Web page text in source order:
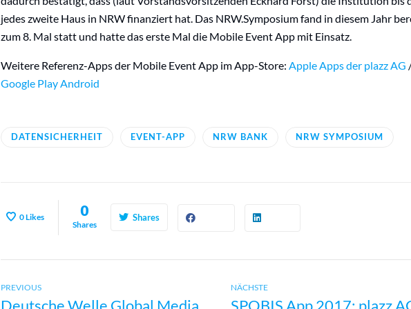
jedes zweite Haus in NRW finanziert hat. Das NRW.Symposium fand in diesem Jahr
zum 8. Mal statt und hatte das erste Mal die Mobile Event App mit Einsatz.
Weitere Referenz-Apps der Mobile Event App im App-Store: Apple Apps der plazz AG
Google Play Android
DATENSICHERHEIT EVENT-APP NRW BANK NRW SYMPOSIUM
0Likes 0
Shares
Shares
Beitragsnavigation
PREVIOUSPrevious
post:
NÄCHSTENext
post: